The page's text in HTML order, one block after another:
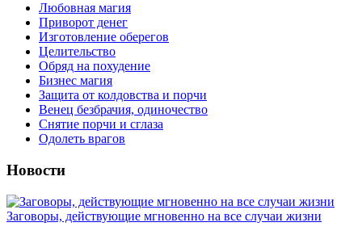
Любовная магия
Приворот денег
Изготовление оберегов
Целительство
Обряд на похудение
Бизнес магия
Защита от колдовства и порчи
Венец безбрачия, одиночество
Снятие порчи и сглаза
Одолеть врагов
Новости
Заговоры, действующие мгновенно на все случаи жизни